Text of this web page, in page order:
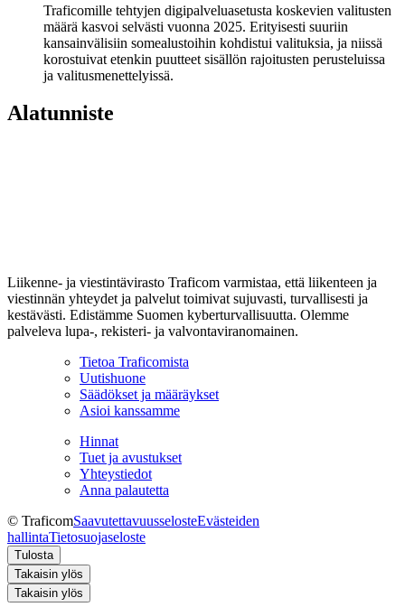
Traficomille tehtyjen digipalveluasetusta koskevien valitusten
määrä kasvoi selvästi vuonna 2025. Erityisesti suuriin
kansainvälisiin somealustoihin kohdistui valituksia, ja niissä
korostuivat etenkin puutteet sisällön rajoitusten perusteluissa
ja valitusmenettelyissä.
Alatunniste
Liikenne- ja viestintävirasto Traficom varmistaa, että liikenteen ja
viestinnän yhteydet ja palvelut toimivat sujuvasti, turvallisesti ja
kestävästi. Edistämme Suomen kyberturvallisuutta. Olemme
palveleva lupa-, rekisteri- ja valvontaviranomainen.
Tietoa Traficomista
Uutishuone
Säädökset ja määräykset
Asioi kanssamme
Hinnat
Tuet ja avustukset
Yhteystiedot
Anna palautetta
© TraficomSaavutettavuusselosteEvästeiden
hallintaTietosuojaseloste
Tulosta
Takaisin ylös
Takaisin ylös